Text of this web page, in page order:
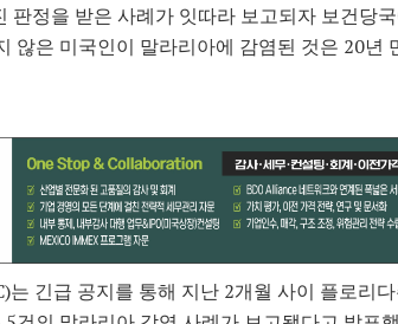
판정을 받은 사례가 잇따라 보고되자 보건당
않은 미국인이 말라리아에 감염된 것은 20년
는 긴급 공지를 통해 지난 2개월 사이 플로리